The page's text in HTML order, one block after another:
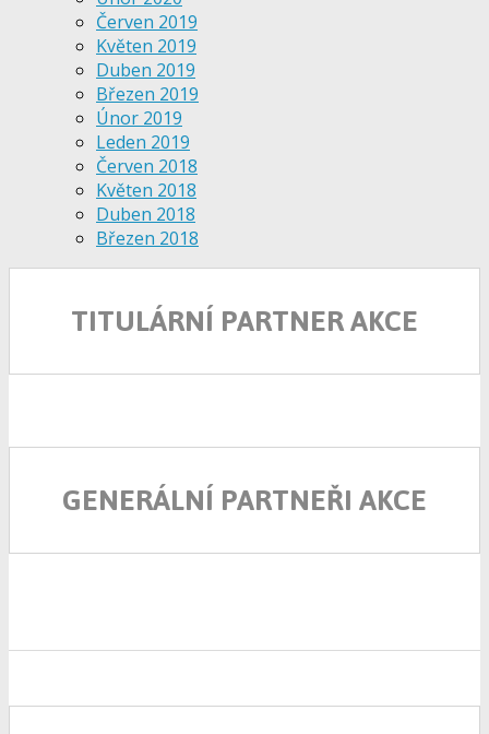
Červen 2019
Květen 2019
Duben 2019
Březen 2019
Únor 2019
Leden 2019
Červen 2018
Květen 2018
Duben 2018
Březen 2018
TITULÁRNÍ PARTNER AKCE
GENERÁLNÍ PARTNEŘI AKCE